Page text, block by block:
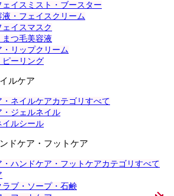
イスミスト・ブースター
・フェイスクリーム
イスマスク
まつ毛美容液
・リップクリーム
ピーリング
ルケア
・ネイルケアカテゴリすべて
・ジェルネイル
イルシール
ドケア・フットケア
・ハンドケア・フットケアカテゴリすべて
ブ・ソープ・石鹸